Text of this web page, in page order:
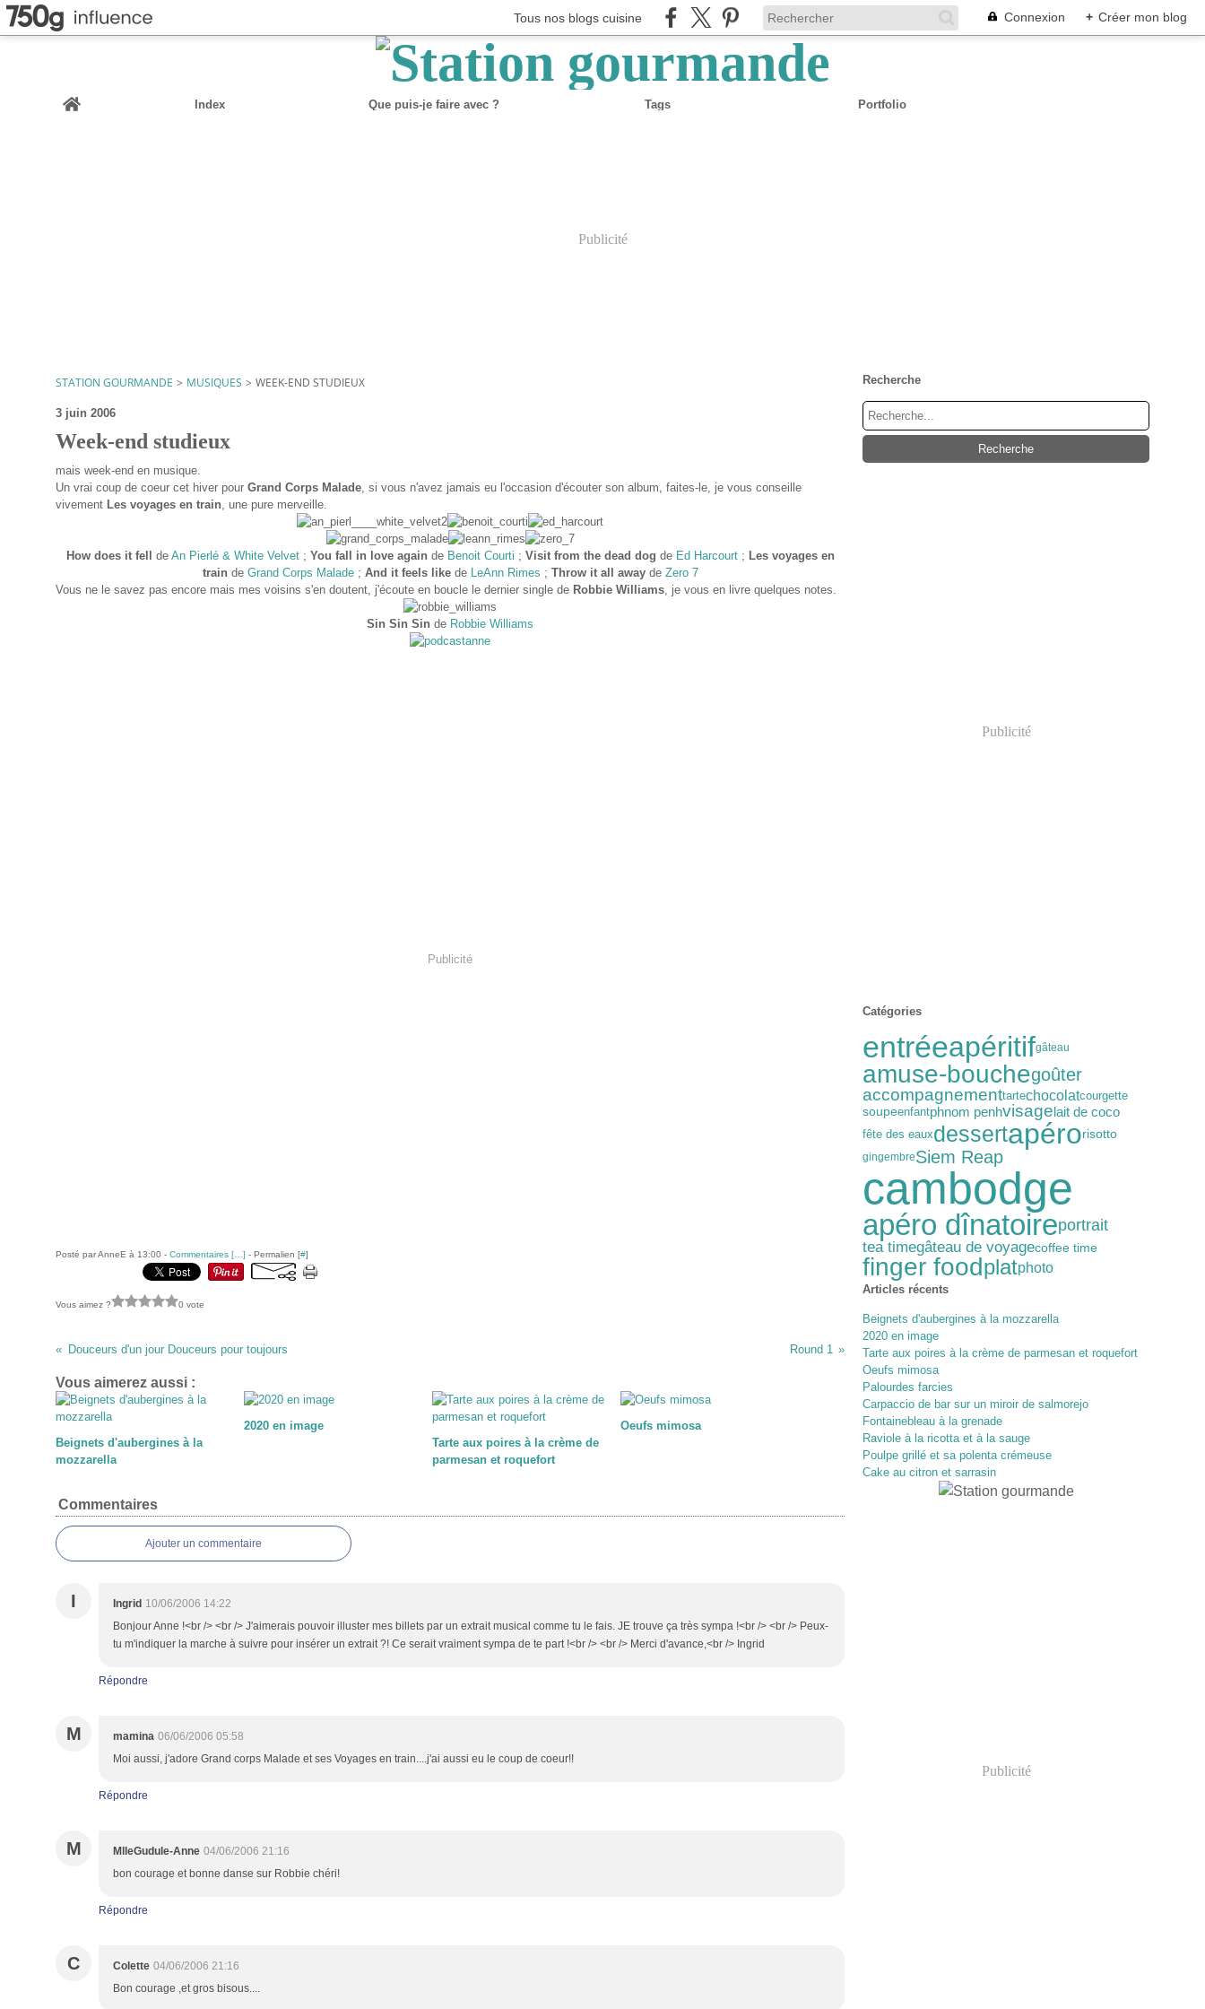
Tous nos blogs cuisine Connexion + Créer mon blog
Home
Index Que puis-je faire avec ? Tags Portfolio
Publicité
STATION GOURMANDE > MUSIQUES > WEEK-END STUDIEUX
3 juin 2006
Week-end studieux
mais week-end en musique.
Un vrai coup de coeur cet hiver pour Grand Corps Malade, si vous n'avez jamais eu l'occasion d'écouter son album, faites-le, je vous conseille
vivement Les voyages en train, une pure merveille.
How does it fell de An Pierlé & White Velvet ; You fall in love again de Benoit Courti ; Visit from the dead dog de Ed Harcourt ; Les voyages en
train de Grand Corps Malade ; And it feels likede LeAnn Rimes ; Throw it all awayde Zero 7
Vous ne le savez pas encore mais mes voisins s'en doutent, j'écoute en boucle le dernier single de Robbie Williams, je vous en livre quelques notes.
Sin Sin Sin de Robbie Williams
Publicité
Posté par AnneE à 13:00 - Commentaires [ ] - Permalien [#]
Vous aimez ? 0 vote
Douceurs d'un jour Douceurs pour toujours Round 1
Vous aimerez aussi :
Beignets d'aubergines à la
mozzarella
2020 en image
Tarte aux poires à la crème de
parmesan et roquefort
Oeufs mimosa
Commentaires
Ajouter un commentaire
I Ingrid 10/06/2006 14:22
Bonjour Anne !<br /> <br /> J'aimerais pouvoir illuster mes billets par un extrait musical comme tu le fais. JE trouve ça très sympa !<br /> <br /> Peux-
tu m'indiquer la marche à suivre pour insérer un extrait ?! Ce serait vraiment sympa de te part !<br /> <br /> Merci d'avance,<br /> Ingrid
Répondre
M mamina 06/06/2006 05:58
Moi aussi, j'adore Grand corps Malade et ses Voyages en train....j'ai aussi eu le coup de coeur!!
Répondre
M MlleGudule-Anne 04/06/2006 21:16
bon courage et bonne danse sur Robbie chéri!
Répondre
C Colette 04/06/2006 21:16
Bon courage ,et gros bisous....
Recherche
Publicité
Catégories
entréeapéritifgâteau
amuse-bouchegoûter
accompagnementtartechocolatcourgette
soupeenfantphnom penhvisagelait de coco
fête des eauxdessertapérorisotto
gingembreSiem Reap
cambodge
apéro dînatoireportrait
tea timegâteau de voyagecoffee time
finger foodplatphoto
Articles récents
Beignets d'aubergines à la mozzarella
2020 en image
Tarte aux poires à la crème de parmesan et roquefort
Oeufs mimosa
Palourdes farcies
Carpaccio de bar sur un miroir de salmorejo
Fontainebleau à la grenade
Raviole à la ricotta et à la sauge
Poulpe grillé et sa polenta crémeuse
Cake au citron et sarrasin
Publicité